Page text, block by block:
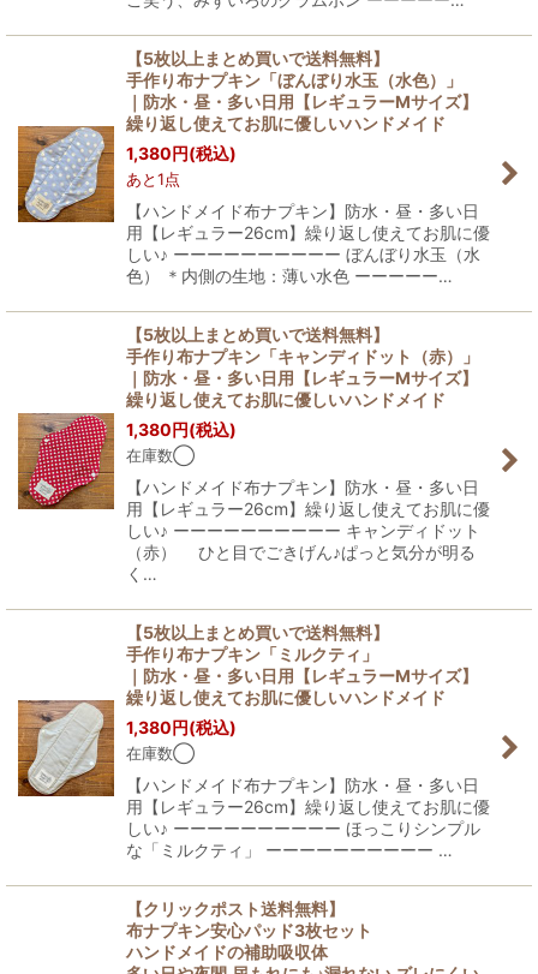
【5枚以上まとめ買いで送料無料】
手作り布ナプキン「ぼんぼり水玉（水色）」
｜防水・昼・多い日用【レギュラーMサイズ】
繰り返し使えてお肌に優しいハンドメイド
1,380円(税込)
あと1点
【ハンドメイド布ナプキン】防水・昼・多い日
用【レギュラー26cm】繰り返し使えてお肌に優
しい♪ ーーーーーーーーーー ぼんぼり水玉（水
色） ＊内側の生地：薄い水色 ーーーーー…
【5枚以上まとめ買いで送料無料】
手作り布ナプキン「キャンディドット（赤）」
｜防水・昼・多い日用【レギュラーMサイズ】
繰り返し使えてお肌に優しいハンドメイド
1,380円(税込)
在庫数◯
【ハンドメイド布ナプキン】防水・昼・多い日
用【レギュラー26cm】繰り返し使えてお肌に優
しい♪ ーーーーーーーーーー キャンディドット
（赤） ひと目でごきげん♪ぱっと気分が明る
く…
【5枚以上まとめ買いで送料無料】
手作り布ナプキン「ミルクティ」
｜防水・昼・多い日用【レギュラーMサイズ】
繰り返し使えてお肌に優しいハンドメイド
1,380円(税込)
在庫数◯
【ハンドメイド布ナプキン】防水・昼・多い日
用【レギュラー26cm】繰り返し使えてお肌に優
しい♪ ーーーーーーーーーー ほっこりシンプル
な「ミルクティ」 ーーーーーーーーーー …
【クリックポスト送料無料】
布ナプキン安心パッド3枚セット
ハンドメイドの補助吸収体